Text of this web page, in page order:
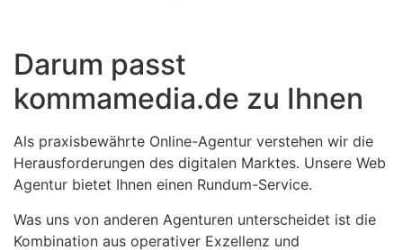
Darum passt
kommamedia.de zu Ihnen
Als praxisbewährte Online-Agentur verstehen wir die
Herausforderungen des digitalen Marktes. Unsere Web
Agentur bietet Ihnen einen Rundum-Service.
Was uns von anderen Agenturen unterscheidet ist die
Kombination aus operativer Exzellenz und